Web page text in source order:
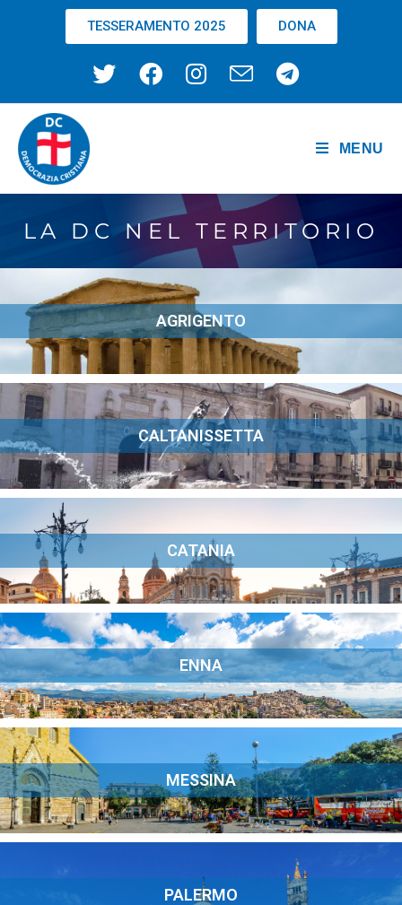
TESSERAMENTO 2025 DONA
MENU
LA DC NEL TERRITORIO
AGRIGENTO
CALTANISSETTA
CATANIA
ENNA
MESSINA
PALERMO